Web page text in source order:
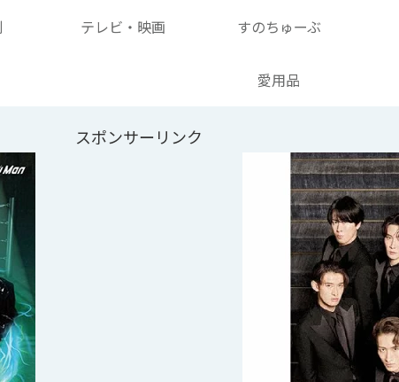
テレビ・映画 すのちゅーぶ
愛用品
スポンサーリンク